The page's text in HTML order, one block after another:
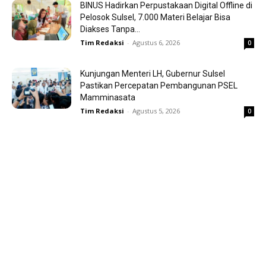
BINUS Hadirkan Perpustakaan Digital Offline di
Pelosok Sulsel, 7.000 Materi Belajar Bisa
Diakses Tanpa...
Tim Redaksi - Agustus 6, 2026 0
Kunjungan Menteri LH, Gubernur Sulsel
Pastikan Percepatan Pembangunan PSEL
Mamminasata
Tim Redaksi - Agustus 5, 2026 0